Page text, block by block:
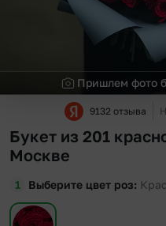
Пришлем фото
9132 отзыва
Букет из 201
Москве
Выберите цвет роз